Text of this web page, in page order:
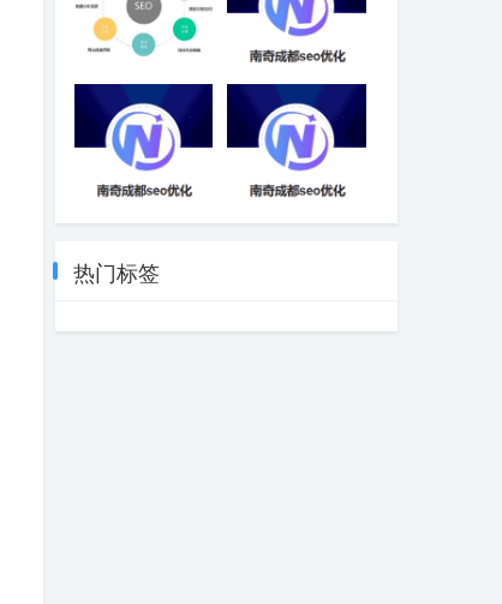
网站页面隔天收
录，后期抓取大
量下降，不索
引，什么情况？
电子烟SEO搜索
引擎优化方案-成
都SEO
热门标签